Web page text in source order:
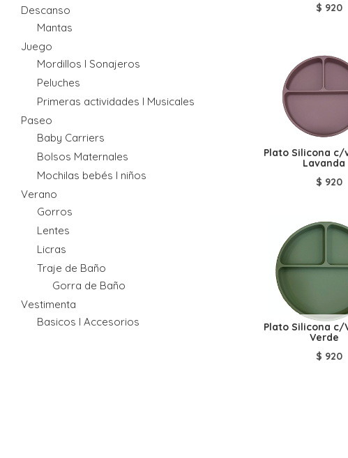
Descanso
Mantas
Juego
Mordillos I Sonajeros
Peluches
Primeras actividades I Musicales
Paseo
Baby Carriers
Bolsos Maternales
Mochilas bebés I niños
Verano
Gorros
Lentes
Licras
Traje de Baño
Gorra de Baño
Vestimenta
Basicos I Accesorios
$ 920
Plato Silicona c/
Lavanda
$ 920
Plato Silicona c/
Verde
$ 920